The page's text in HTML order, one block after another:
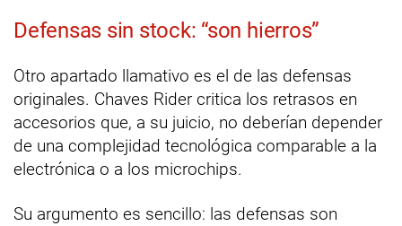
Defensas sin stock: “son hierros”
Otro apartado llamativo es el de las defensas
originales. Chaves Rider critica los retrasos en
accesorios que, a su juicio, no deberían depender
de una complejidad tecnológica comparable a la
electrónica o a los microchips.
Su argumento es sencillo: las defensas son